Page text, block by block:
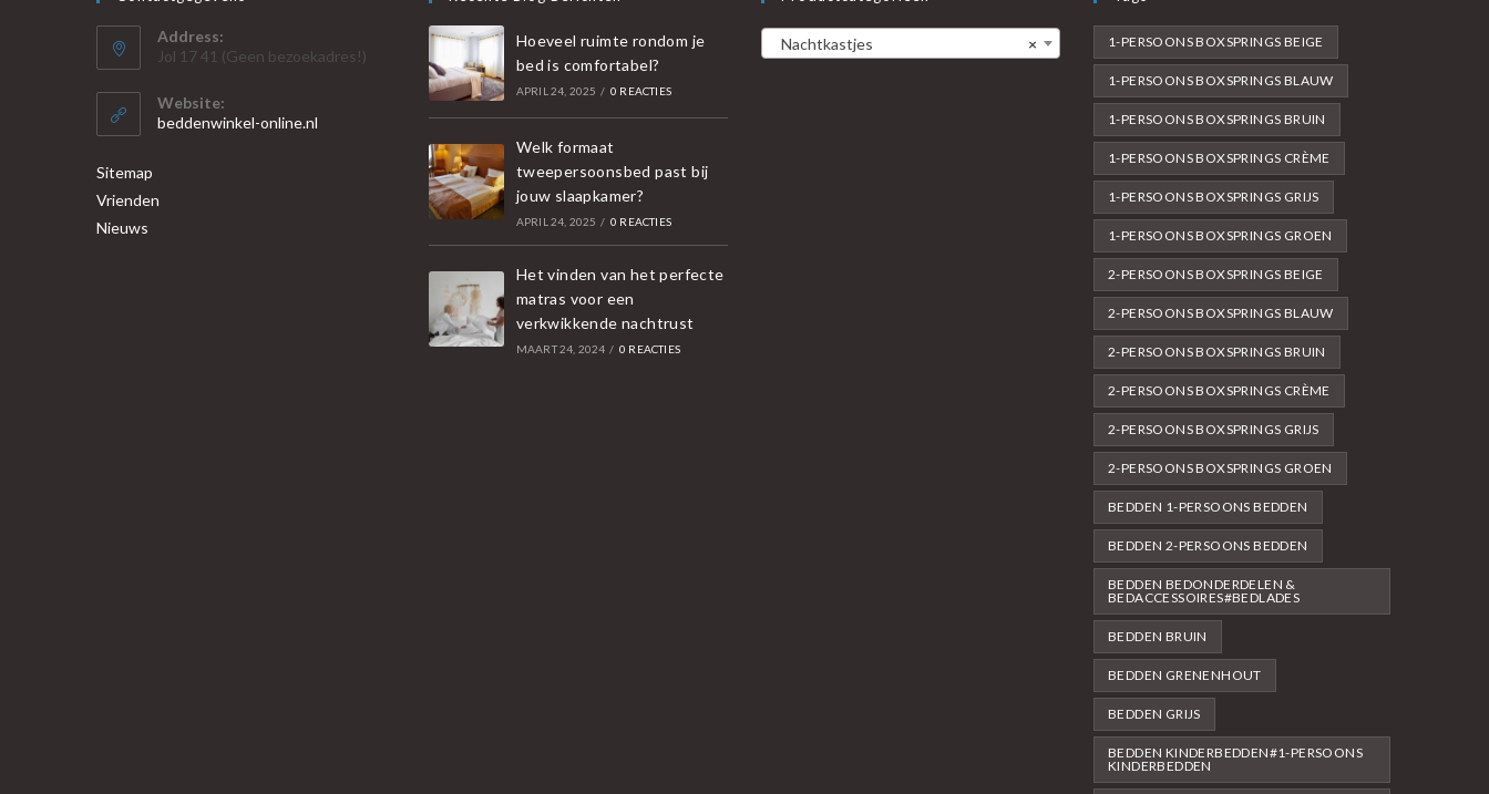
Address:
Jol 17 41 (Geen bezoekadres!)
Website:
beddenwinkel-online.nl
Sitemap
Vrienden
Nieuws
Hoeveel ruimte rondom je
bed is comfortabel?
APRIL 24, 2025 / 0 REACTIES
Welk formaat
tweepersoonsbed past bij
jouw slaapkamer?
APRIL 24, 2025 / 0 REACTIES
Het vinden van het perfecte
matras voor een
verkwikkende nachtrust
MAART 24, 2024 / 0 REACTIES
×
Nachtkastjes 1-PERSOONS BOXSPRINGS BEIGE
1-PERSOONS BOXSPRINGS BLAUW
1-PERSOONS BOXSPRINGS BRUIN
1-PERSOONS BOXSPRINGS CRÈME
1-PERSOONS BOXSPRINGS GRIJS
1-PERSOONS BOXSPRINGS GROEN
2-PERSOONS BOXSPRINGS BEIGE
2-PERSOONS BOXSPRINGS BLAUW
2-PERSOONS BOXSPRINGS BRUIN
2-PERSOONS BOXSPRINGS CRÈME
2-PERSOONS BOXSPRINGS GRIJS
2-PERSOONS BOXSPRINGS GROEN
BEDDEN 1-PERSOONS BEDDEN
BEDDEN 2-PERSOONS BEDDEN
BEDDEN BEDONDERDELEN &
BEDACCESSOIRES#BEDLADES
BEDDEN BRUIN
BEDDEN GRENENHOUT
BEDDEN GRIJS
BEDDEN KINDERBEDDEN#1-PERSOONS
KINDERBEDDEN